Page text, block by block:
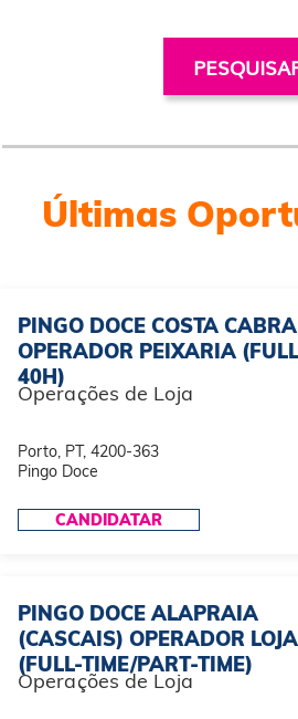
Últimas
PINGO DOCE COSTA
OPERADOR PEIXARIA
40H)
Operações de Loja
Porto, PT, 4200-363
Pingo Doce
CANDIDATAR
PINGO DOCE ALAPRAIA
(CASCAIS) OPERADOR LOJA
(FULL-TIME/PART-TIME)
Operações de Loja